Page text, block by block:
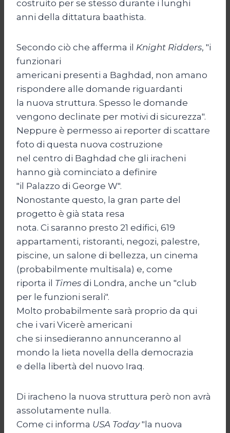
costruito per se stesso durante i lunghi
anni della dittatura baathista.
Secondo ciò che afferma il Knight Ridders, "i
funzionari
americani presenti a Baghdad, non amano
rispondere alle domande riguardanti
la nuova struttura. Spesso le domande
vengono declinate per motivi di sicurezza".
Neppure è permesso ai reporter di scattare
foto di questa nuova costruzione
nel centro di Baghdad che gli iracheni
hanno già cominciato a definire
"il Palazzo di George W".
Nonostante questo, la gran parte del
progetto è già stata resa
nota. Ci saranno presto 21 edifici, 619
appartamenti, ristoranti, negozi, palestre,
piscine, un salone di bellezza, un cinema
(probabilmente multisala) e, come
riporta il Times di Londra, anche un "club
per le funzioni serali".
Molto probabilmente sarà proprio da qui
che i vari Vicerè americani
che si insedieranno annunceranno al
mondo la lieta novella della democrazia
e della libertà del nuovo Iraq.
Di iracheno la nuova struttura però non avrà
assolutamente nulla.
Come ci informa USA Today"la nuova